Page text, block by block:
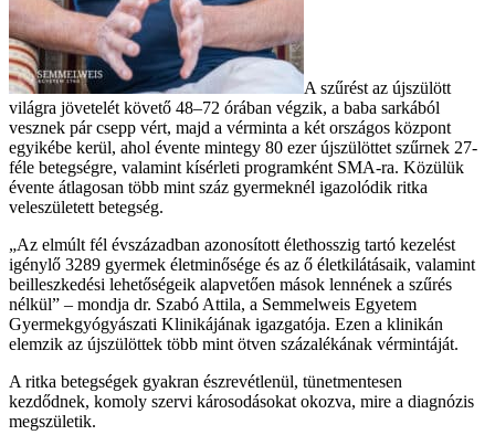
A szűrést az újszülött
világra jövetelét követő 48–72 órában végzik, a baba sarkából
vesznek pár csepp vért, majd a vérminta a két országos központ
egyikébe kerül, ahol évente mintegy 80 ezer újszülöttet szűrnek 27-
féle betegségre, valamint kísérleti programként SMA-ra. Közülük
évente átlagosan több mint száz gyermeknél igazolódik ritka
veleszületett betegség.
„Az elmúlt fél évszázadban azonosított élethosszig tartó kezelést
igénylő 3289 gyermek életminősége és az ő életkilátásaik, valamint
beilleszkedési lehetőségeik alapvetően mások lennének a szűrés
nélkül” – mondja dr. Szabó Attila, a Semmelweis Egyetem
Gyermekgyógyászati Klinikájának igazgatója. Ezen a klinikán
elemzik az újszülöttek több mint ötven százalékának vérmintáját.
A ritka betegségek gyakran észrevétlenül, tünetmentesen
kezdődnek, komoly szervi károsodásokat okozva, mire a diagnózis
megszületik.